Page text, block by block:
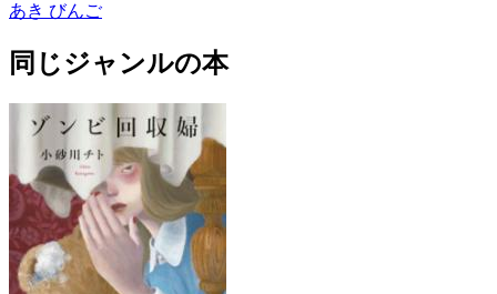
あき びんご
同じジャンルの本